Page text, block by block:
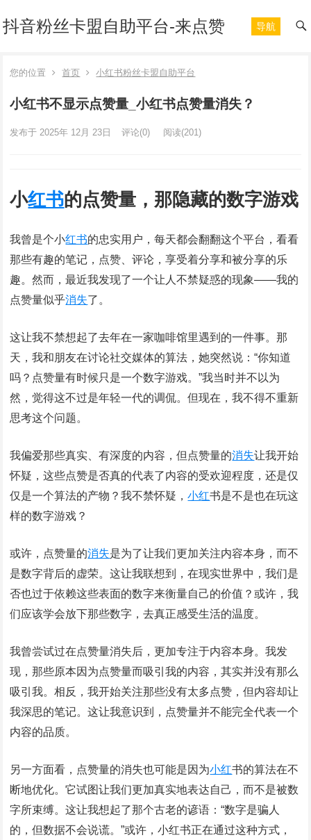
抖音粉丝卡盟自助平台-来点赞 导航
您的位置 首页 小红书粉丝卡盟自助平台
小红书不显示点赞量_小红书点赞量消失？
发布于 2025年 12月 23日 评论(0) 阅读(201)
小红书的点赞量，那隐藏的数字游戏
我曾是个小红书的忠实用户，每天都会翻翻这个平台，看看
那些有趣的笔记，点赞、评论，享受着分享和被分享的乐
趣。然而，最近我发现了一个让人不禁疑惑的现象——我的
点赞量似乎消失了。
这让我不禁想起了去年在一家咖啡馆里遇到的一件事。那
天，我和朋友在讨论社交媒体的算法，她突然说：“你知道
吗？点赞量有时候只是一个数字游戏。”我当时并不以为
然，觉得这不过是年轻一代的调侃。但现在，我不得不重新
思考这个问题。
我偏爱那些真实、有深度的内容，但点赞量的消失让我开始
怀疑，这些点赞是否真的代表了内容的受欢迎程度，还是仅
仅是一个算法的产物？我不禁怀疑，小红书是不是也在玩这
样的数字游戏？
或许，点赞量的消失是为了让我们更加关注内容本身，而不
是数字背后的虚荣。这让我联想到，在现实世界中，我们是
否也过于依赖这些表面的数字来衡量自己的价值？或许，我
们应该学会放下那些数字，去真正感受生活的温度。
我曾尝试过在点赞量消失后，更加专注于内容本身。我发
现，那些原本因为点赞量而吸引我的内容，其实并没有那么
吸引我。相反，我开始关注那些没有太多点赞，但内容却让
我深思的笔记。这让我意识到，点赞量并不能完全代表一个
内容的品质。
另一方面看，点赞量的消失也可能是因为小红书的算法在不
断地优化。它试图让我们更加真实地表达自己，而不是被数
字所束缚。这让我想起了那个古老的谚语：“数字是骗人
的，但数据不会说谎。”或许，小红书正在通过这种方式，